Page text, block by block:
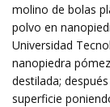
molino de bolas
polvo en
Universidad
nanopiedra
destilada;
superficie